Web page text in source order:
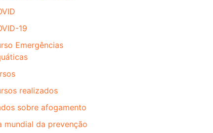
19
Emergências
realizados
sobre afogamento
mundial da prevenção